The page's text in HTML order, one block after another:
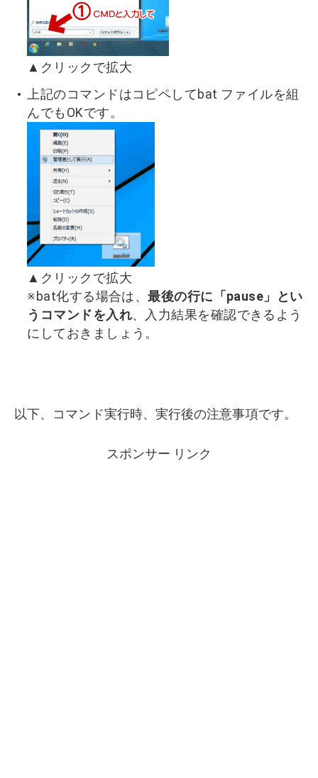
▲クリックで拡大
上記のコマンドはコピペしてbat ファイルを組
んでもOKです。
▲クリックで拡大
※bat化する場合は、最後の行に「pause」とい
うコマンドを入れ、入力結果を確認できるよう
にしておきましょう。
以下、コマンド実行時、実行後の注意事項です。
スポンサー リンク